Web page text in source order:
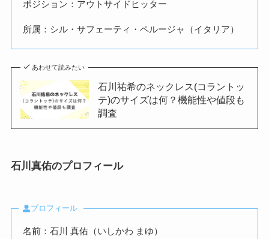
ポジション：アウトサイドヒッター
所属：シル・サフェーティ・ペルージャ（イタリア）
あわせて読みたい
石川祐希のネックレス(コラントッ
テ)のサイズは何？機能性や値段も
調査
石川真佑のプロフィール
プロフィール
名前：石川 真佑（いしかわ まゆ）